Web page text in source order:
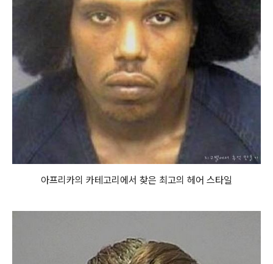
아프리카의 카테고리에서 찾은 최고의 헤어 스타일